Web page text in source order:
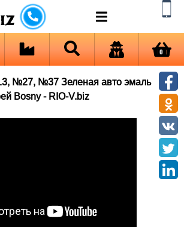
0
№27, №37 Зеленая авто эмаль
Bosny - RIO-V.biz